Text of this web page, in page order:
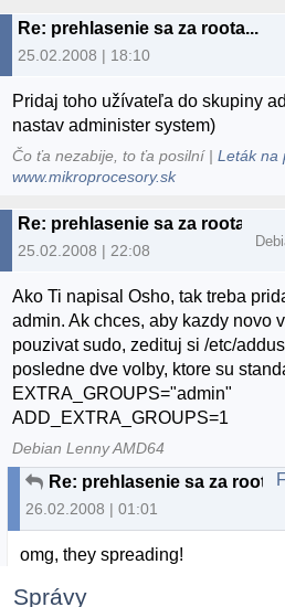
Re: prehlasenie sa za roota...
25.02.2008 | 18:10
Pridaj toho užívateľa do skupiny
nastav administer system)
Čo ťa nezabije, to ťa posilní |Leták na
www.mikroprocesory.sk
Re: prehlasenie sa za roota...
25.02.2008 | 22:08
Ako Ti napisal Osho, tak treba
admin. Ak chces, aby kazdy novo
pouzivat sudo, zedituj si /etc/
posledne dve volby, ktore su
EXTRA_GROUPS="admin"
ADD_EXTRA_GROUPS=1
Debian Lenny AMD64
Re: prehlasenie sa za
26.02.2008 | 01:01
omg, they spreading!
Správy